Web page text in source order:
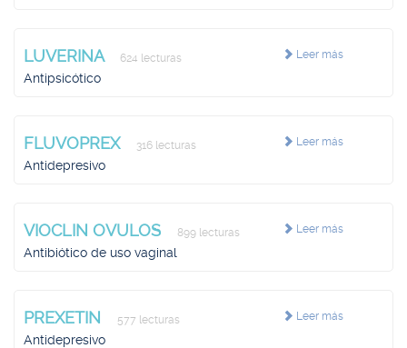
Leer más
LUVERINA 624 lecturas
Antipsicótico
Leer más
FLUVOPREX 316 lecturas
Antidepresivo
Leer más
VIOCLIN OVULOS 899 lecturas
Antibiótico de uso vaginal
Leer más
PREXETIN 577 lecturas
Antidepresivo